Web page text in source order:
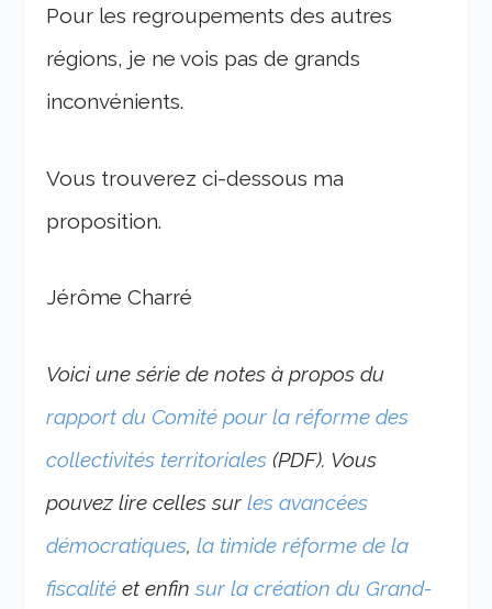
Pour les regroupements des autres
régions, je ne vois pas de grands
inconvénients.
Vous trouverez ci-dessous ma
proposition.
Jérôme Charré
Voici une série de notes à propos du
rapport du Comité pour la réforme des
collectivités territoriales (PDF). Vous
pouvez lire celles surles avancées
démocratiques,la timide réforme de la
fiscalité et enfinsur la création du Grand-